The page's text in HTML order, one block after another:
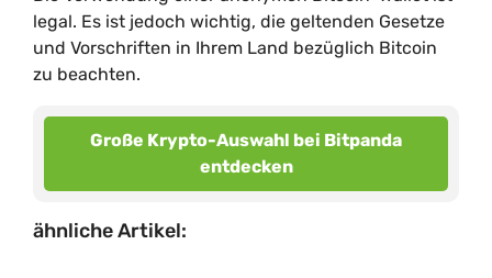
legal. Es ist jedoch wichtig, die geltenden Gesetze
und Vorschriften in Ihrem Land bezüglich Bitcoin
zu beachten.
Große Krypto-Auswahl bei Bitpanda
entdecken
ähnliche Artikel: